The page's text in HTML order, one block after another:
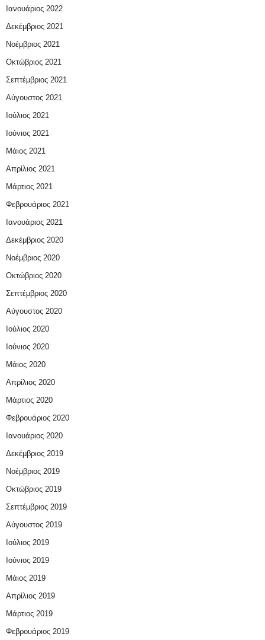
Ιανουάριος 2022
Δεκέμβριος 2021
Νοέμβριος 2021
Οκτώβριος 2021
Σεπτέμβριος 2021
Αύγουστος 2021
Ιούλιος 2021
Ιούνιος 2021
Μάιος 2021
Απρίλιος 2021
Μάρτιος 2021
Φεβρουάριος 2021
Ιανουάριος 2021
Δεκέμβριος 2020
Νοέμβριος 2020
Οκτώβριος 2020
Σεπτέμβριος 2020
Αύγουστος 2020
Ιούλιος 2020
Ιούνιος 2020
Μάιος 2020
Απρίλιος 2020
Μάρτιος 2020
Φεβρουάριος 2020
Ιανουάριος 2020
Δεκέμβριος 2019
Νοέμβριος 2019
Οκτώβριος 2019
Σεπτέμβριος 2019
Αύγουστος 2019
Ιούλιος 2019
Ιούνιος 2019
Μάιος 2019
Απρίλιος 2019
Μάρτιος 2019
Φεβρουάριος 2019